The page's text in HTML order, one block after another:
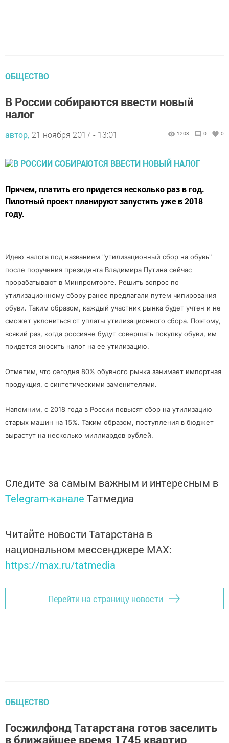
ОБЩЕСТВО
В России собираются ввести новый
налог
автор, 21 ноября 2017 - 13:01 1203 0 0
Причем, платить его придется несколько раз в год.
Пилотный проект планируют запустить уже в 2018
году.
Идею налога под названием "утилизационный сбор на обувь"
после поручения президента Владимира Путина сейчас
прорабатывают в Минпромторге. Решить вопрос по
утилизационному сбору ранее предлагали путем чипирования
обуви. Таким образом, каждый участник рынка будет учтен и не
сможет уклониться от уплаты утилизационного сбора. Поэтому,
всякий раз, когда россияне будут совершать покупку обуви, им
придется вносить налог на ее утилизацию.
Отметим, что сегодня 80% обувного рынка занимает импортная
продукция, с синтетическими заменителями.
Напомним, с 2018 года в России повысят сбор на утилизацию
старых машин на 15%. Таким образом, поступления в бюджет
вырастут на несколько миллиардов рублей.
Следите за самым важным и интересным в
Telegram-канале Татмедиа
Читайте новости Татарстана в
национальном мессенджере MАХ:
https://max.ru/tatmedia
Перейти на страницу новости
ОБЩЕСТВО
Госжилфонд Татарстана готов заселить
в ближайшее время 1745 квартир